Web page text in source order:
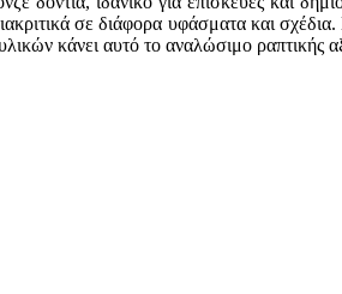
σε διάφορα υφάσματα και
κάνει αυτό το αναλώσιμο ραπτικής